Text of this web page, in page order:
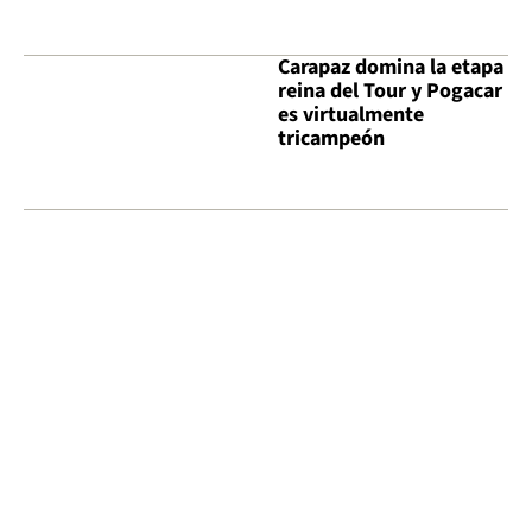
Carapaz domina la etapa
reina del Tour y Pogacar
es virtualmente
tricampeón